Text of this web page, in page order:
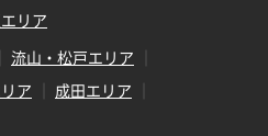
リア
流山・松戸エリア
ア
成田エリア